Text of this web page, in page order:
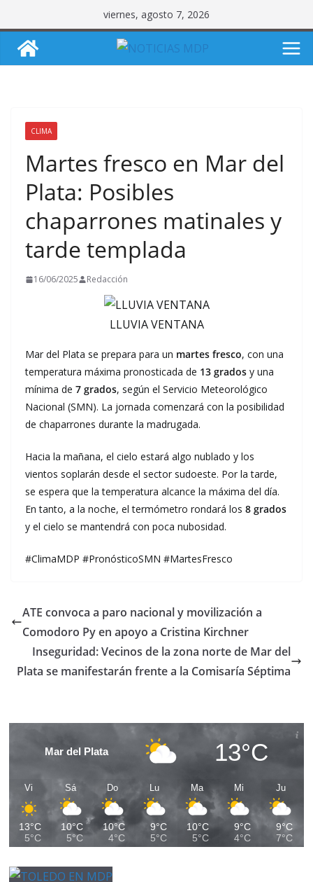
al
contenido
viernes, agosto 7, 2026
CLIMA
Martes fresco en Mar del
Plata: Posibles
chaparrones matinales y
tarde templada
16/06/2025 Redacción
LLUVIA VENTANA
Mar del Plata se prepara para un martes fresco, con una
temperatura máxima pronosticada de 13 grados y una
mínima de 7 grados, según el Servicio Meteorológico
Nacional (SMN). La jornada comenzará con la posibilidad
de chaparrones durante la madrugada.
Hacia la mañana, el cielo estará algo nublado y los
vientos soplarán desde el sector sudoeste. Por la tarde,
se espera que la temperatura alcance la máxima del día.
En tanto, a la noche, el termómetro rondará los 8 grados
y el cielo se mantendrá con poca nubosidad.
#ClimaMDP #PronósticoSMN #MartesFresco
ATE convoca a paro nacional y movilización a
Comodoro Py en apoyo a Cristina Kirchner
Inseguridad: Vecinos de la zona norte de Mar del
Plata se manifestarán frente a la Comisaría Séptima
Mar del Plata 13°C
Vi
13°C
5°C
Sá
10°C
5°C
Do
10°C
4°C
Lu
9°C
5°C
Ma
10°C
5°C
Mi
9°C
4°C
Ju
9°C
7°C